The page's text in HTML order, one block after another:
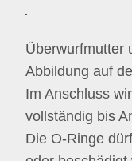
Überwurfmutter
Abbildung auf
Im Anschluss
vollständig bis
Die O-Ringe